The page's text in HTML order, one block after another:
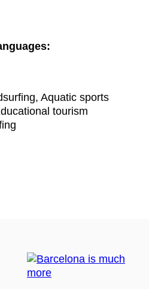
Aquatic sports
tourism